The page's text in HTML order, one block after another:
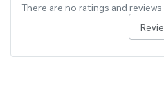
There are no ratings and